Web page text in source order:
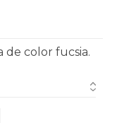
de color fucsia.